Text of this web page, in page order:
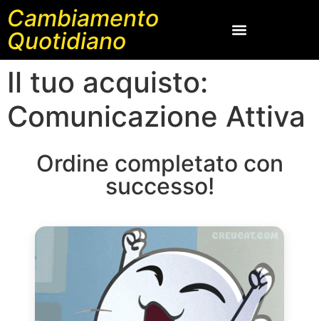
Cambiamento
Quotidiano
Il tuo acquisto:
Comunicazione Attiva
Ordine completato con
successo!